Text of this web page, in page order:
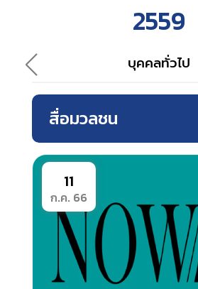
2559
บุคคลทั่วไป
สื่อมวลชน
11
ก.ค. 66